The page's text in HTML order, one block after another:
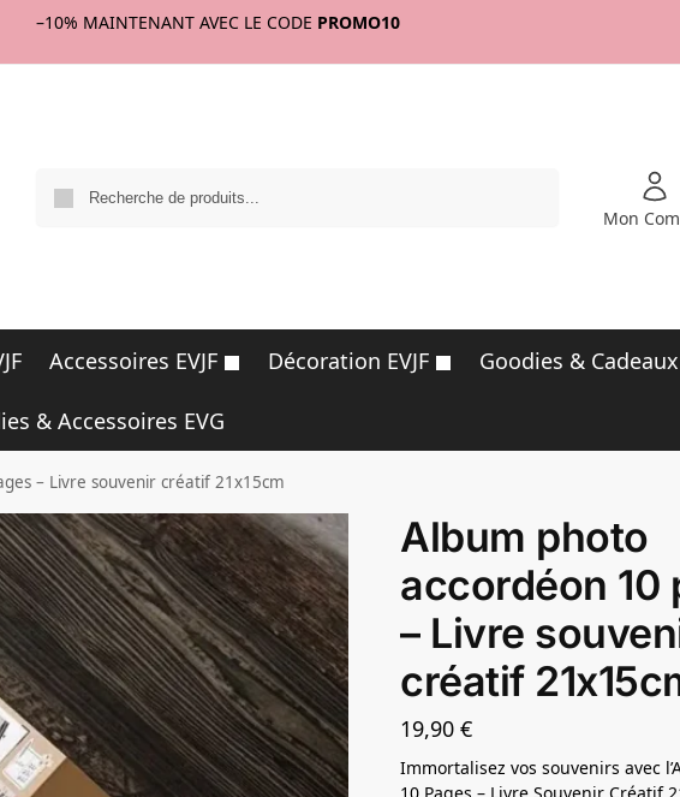
–10% MAINTENANT AVEC LE CODE PROMO10
Mon
Accessoires EVJF Décoration EVJF Goodies & Cadeaux
& Accessoires EVG
– Livre souvenir créatif 21x15cm
Album photo
accordéon 10
– Livre
créatif
19,90€
Immortalisez vos souvenirs avec
10 Pages – Livre Souvenir Créatif